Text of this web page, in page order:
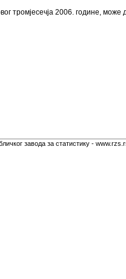
тромјесечја 2006. године, може
завода за статистику -